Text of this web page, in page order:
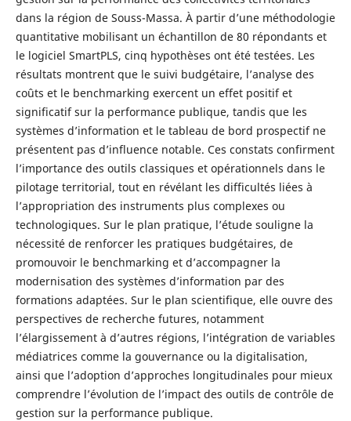
dans la région de Souss-Massa. À partir d’une méthodologie
quantitative mobilisant un échantillon de 80 répondants et
le logiciel SmartPLS, cinq hypothèses ont été testées. Les
résultats montrent que le suivi budgétaire, l’analyse des
coûts et le benchmarking exercent un effet positif et
significatif sur la performance publique, tandis que les
systèmes d’information et le tableau de bord prospectif ne
présentent pas d’influence notable. Ces constats confirment
l’importance des outils classiques et opérationnels dans le
pilotage territorial, tout en révélant les difficultés liées à
l’appropriation des instruments plus complexes ou
technologiques. Sur le plan pratique, l’étude souligne la
nécessité de renforcer les pratiques budgétaires, de
promouvoir le benchmarking et d’accompagner la
modernisation des systèmes d’information par des
formations adaptées. Sur le plan scientifique, elle ouvre des
perspectives de recherche futures, notamment
l’élargissement à d’autres régions, l’intégration de variables
médiatrices comme la gouvernance ou la digitalisation,
ainsi que l’adoption d’approches longitudinales pour mieux
comprendre l’évolution de l’impact des outils de contrôle de
gestion sur la performance publique.